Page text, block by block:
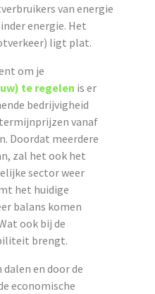
van energie
energie. Het
ligt plat.
om je
te regelen is er
bedrijvigheid
vanaf
Doordat meerdere
zal het ook het
sector weer
het huidige
balans komen
ook bij de
brengt.
en door de
economische